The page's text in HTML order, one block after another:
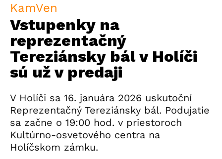
KamVen
Vstupenky na
reprezentačný
Tereziánsky bál v Holíči
sú už v predaji
V Holíči sa 16. januára 2026 uskutoční
Reprezentačný Tereziánsky bál. Podujatie
sa začne o 19:00 hod. v priestoroch
Kultúrno-osvetového centra na
Holíčskom zámku.